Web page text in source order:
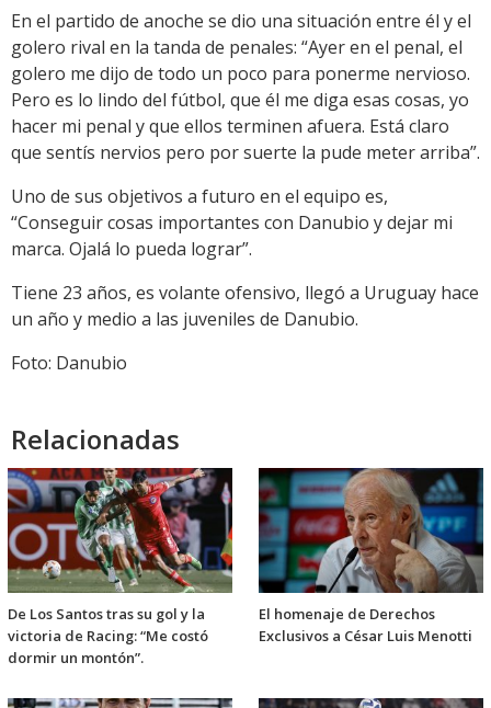
En el partido de anoche se dio una situación entre él y el
golero rival en la tanda de penales: “Ayer en el penal, el
golero me dijo de todo un poco para ponerme nervioso.
Pero es lo lindo del fútbol, que él me diga esas cosas, yo
hacer mi penal y que ellos terminen afuera. Está claro
que sentís nervios pero por suerte la pude meter arriba”.
Uno de sus objetivos a futuro en el equipo es,
“Conseguir cosas importantes con Danubio y dejar mi
marca. Ojalá lo pueda lograr”.
Tiene 23 años, es volante ofensivo, llegó a Uruguay hace
un año y medio a las juveniles de Danubio.
Foto: Danubio
Relacionadas
De Los Santos tras su gol y la
victoria de Racing: “Me costó
dormir un montón”.
El homenaje de Derechos
Exclusivos a César Luis Menotti